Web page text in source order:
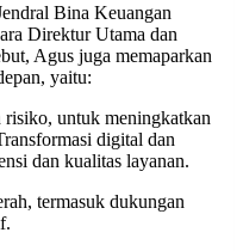
Bina Keuangan
Direktur Utama dan
Agus juga memaparkan
yaitu:
risiko, untuk meningkatkan
digital dan
dan kualitas layanan.
termasuk dukungan